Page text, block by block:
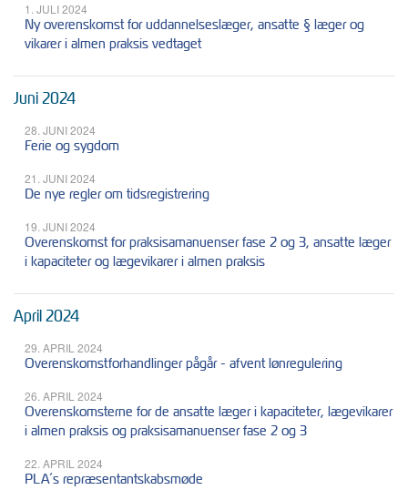
1. JULI 2024
Ny overenskomst for uddannelseslæger, ansatte § læger og
vikarer i almen praksis vedtaget
Juni 2024
28. JUNI 2024
Ferie og sygdom
21. JUNI 2024
De nye regler om tidsregistrering
19. JUNI 2024
Overenskomst for praksisamanuenser fase 2 og 3, ansatte læger
i kapaciteter og lægevikarer i almen praksis
April 2024
29. APRIL 2024
Overenskomstforhandlinger pågår - afvent lønregulering
26. APRIL 2024
Overenskomsterne for de ansatte læger i kapaciteter, lægevikarer
i almen praksis og praksisamanuenser fase 2 og 3
22. APRIL 2024
PLA´s repræsentantskabsmøde